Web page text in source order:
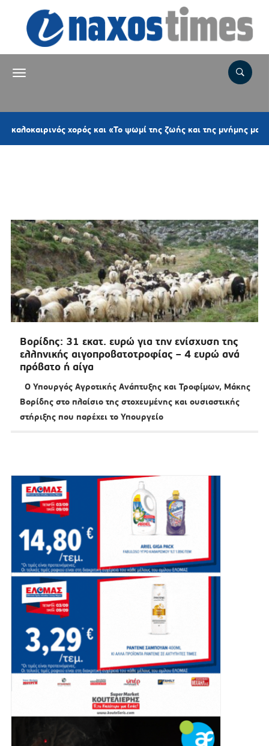
χορός και «Το ψωμί της ζωής και της μνήμης μας»
Βορίδης: 31 εκατ. ευρώ για την ενίσχυση της
ελληνικής αιγοπροβατοτροφίας – 4 ευρώ ανά
πρόβατο ή αίγα
Ο Υπουργός Αγροτικής Ανάπτυξης και Τροφίμων, Μάκης
Βορίδης στο πλαίσιο της στοχευμένης και ουσιαστικής
στήριξης που παρέχει το Υπουργείο